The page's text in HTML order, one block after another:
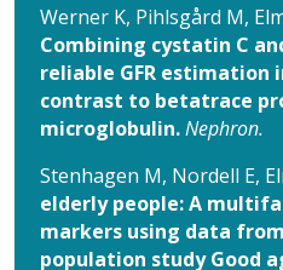
Werner K, Pihlsgård M,
Combining cystatin C
reliable GFR estimation
contrast to betatrace
microglobulin.Nephron.
Stenhagen M, Nordell E,
elderly people: A
markers using data
population study Good